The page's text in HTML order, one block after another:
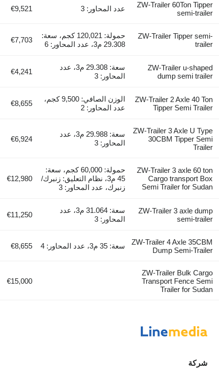
ZW-Trailer 60Ton
semi-
عدد المحاور: 3 €9,521
ZW-Trailer Tipper
حمولة: 120,021 كجم، سعة:
29.308 م3، عدد المحاور: 6
€7,703
ZW-Trailer u-
dump semi
سعة: 29.308 م3، عدد
المحاور: 3
€4,241
ZW-Trailer 2 Axle 40
Tipper Semi
الوزن الصافي: 9,500 كجم،
عدد المحاور: 2
€8,655
ZW-Trailer 3 Axle U
30CBM Tipper
سعة: 29.988 م3، عدد
المحاور: 3
€6,924
ZW-Trailer 3 axle 60
Cargo transport
Semi Trailer for
حمولة: 60,000 كجم، سعة:
45 م3، نظام التعليق: زنبرك/
زنبرك، عدد المحاور: 3
€12,980
ZW-Trailer 3 axle
semi-
سعة: 31.064 م3، عدد
المحاور: 3
€11,250
ZW-Trailer 4 Axle
Dump Semi-
سعة: 35 م3، عدد المحاور: 4 €8,655
ZW-Trailer Bulk
Transport Fence
Trailer for
€15,000